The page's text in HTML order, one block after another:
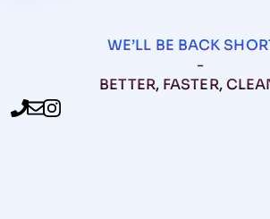
WE’LL BE BACK
-
BETTER, FASTER,